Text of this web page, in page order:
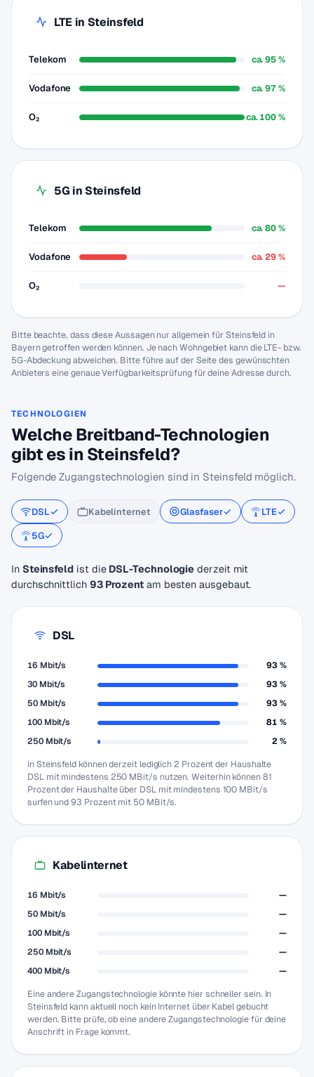
LTE in Steinsfeld
Telekom ca. 95 %
Vodafone ca. 97 %
O₂ ca. 100 %
5G in Steinsfeld
Telekom ca. 80 %
Vodafone ca. 29 %
O₂ —
Bitte beachte, dass diese Aussagen nur allgemein für Steinsfeld in
Bayern getroffen werden können. Je nach Wohngebiet kann die LTE- bzw.
5G-Abdeckung abweichen. Bitte führe auf der Seite des gewünschten
Anbieters eine genaue Verfügbarkeitsprüfung für deine Adresse durch.
TECHNOLOGIEN
Welche Breitband-Technologien
gibt es in Steinsfeld?
Folgende Zugangstechnologien sind in Steinsfeld möglich.
DSL Kabelinternet Glasfaser
LTE
5G
In Steinsfeld ist die DSL-Technologie derzeit mit
durchschnittlich 93 Prozentam besten ausgebaut.
DSL
16 Mbit/s
93 %
30 Mbit/s
93 %
50 Mbit/s
93 %
100 Mbit/s
81 %
250 Mbit/s
2 %
In Steinsfeld können derzeit lediglich 2 Prozent der Haushalte
DSL mit mindestens 250 MBit/s nutzen. Weiterhin können 81
Prozent der Haushalte über DSL mit mindestens 100 MBit/s
surfen und 93 Prozent mit 50 MBit/s.
Kabelinternet
16 Mbit/s
—
50 Mbit/s
—
100 Mbit/s
—
250 Mbit/s
—
400 Mbit/s
—
Eine andere Zugangstechnologie könnte hier schneller sein. In
Steinsfeld kann aktuell noch kein Internet über Kabel gebucht
werden. Bitte prüfe, ob eine andere Zugangstechnologie für deine
Anschrift in Frage kommt.